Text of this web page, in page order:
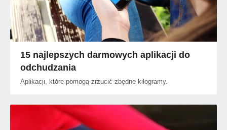
15 najlepszych darmowych aplikacji do
odchudzania
Aplikacji, które pomogą zrzucić zbędne kilogramy.